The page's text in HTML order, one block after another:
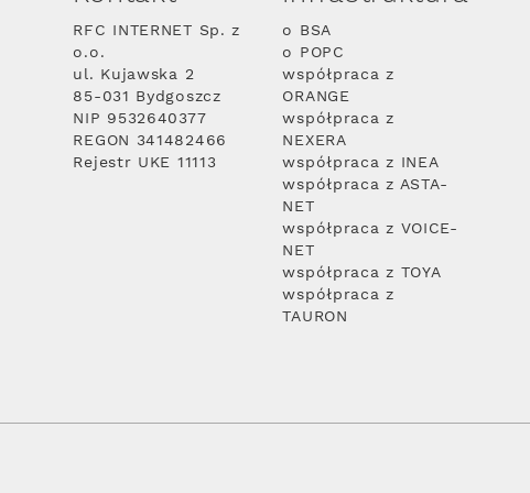
RFC INTERNET Sp. z
o.o.
ul. Kujawska 2
85-031 Bydgoszcz
NIP 9532640377
REGON 341482466
Rejestr UKE 11113
o BSA
o POPC
współpraca z
ORANGE
współpraca z
NEXERA
współpraca z INEA
współpraca z ASTA-
NET
współpraca z VOICE-
NET
współpraca z TOYA
współpraca z
TAURON